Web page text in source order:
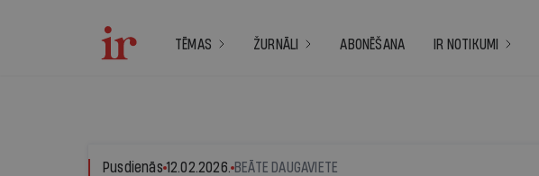
TĒMAS ŽURNĀLI ABONĒŠANA IR NOTIKUMI
Pusdienās 12.02.2026. BEĀTE DAUGAVIETE